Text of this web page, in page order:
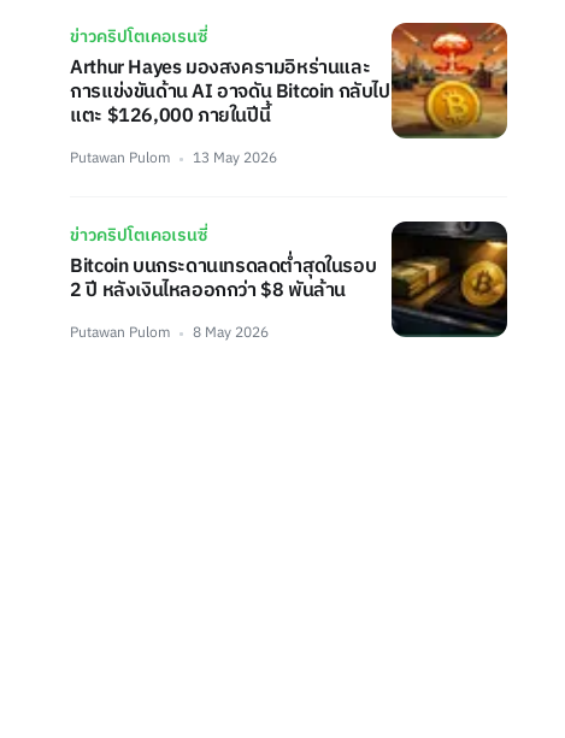
ข่าวคริปโตเคอเรนซี่
Arthur Hayes มองสงครามอิหร่านและ
การแข่งขันด้าน AI อาจดัน Bitcoin กลับไป
แตะ $126,000 ภายในปีนี้
Putawan Pulom 13 May 2026
ข่าวคริปโตเคอเรนซี่
Bitcoin บนกระดานเทรดลดต่ำสุดในรอบ
2 ปี หลังเงินไหลออกกว่า $8 พันล้าน
Putawan Pulom 8 May 2026